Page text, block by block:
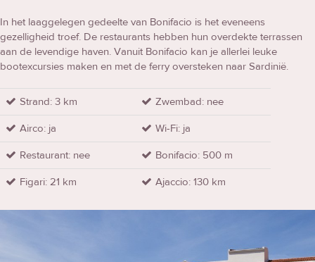
In het laaggelegen gedeelte van Bonifacio is het eveneens
gezelligheid troef. De restaurants hebben hun overdekte terrassen
aan de levendige haven. Vanuit Bonifacio kan je allerlei leuke
bootexcursies maken en met de ferry oversteken naar Sardinië.
Strand: 3 km
Zwembad: nee
Airco: ja
Wi-Fi: ja
Restaurant: nee
Bonifacio: 500 m
Figari: 21 km
Ajaccio: 130 km